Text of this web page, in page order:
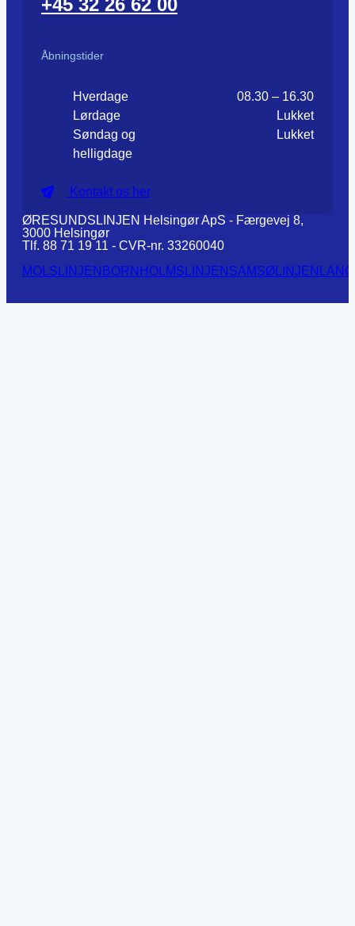
Åbningstider
Hverdage
08.30 – 16.30
Lørdage
Lukket
Søndag og
helligdage
Lukket
Kontakt os her
ØRESUNDSLINJEN Helsingør ApS - Færgevej 8,
3000 Helsingør
Tlf. 88 71 19 11 - CVR-nr. 33260040
MOLSLINJEN BORNHOLMSLINJEN SAMSØLINJEN